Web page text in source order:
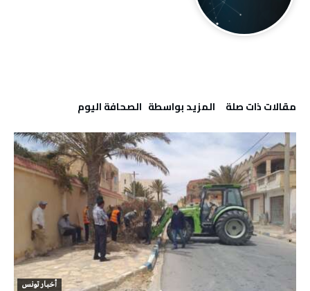
‫مقالات ذات صلة‬ ‫‫المزيد بواسطة‬ ‬ ‭ ‬الصحافة‭ ‬اليوم
أخبار تونس